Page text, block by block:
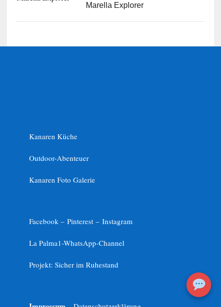
Marella Explorer
Kanaren Küche
Outdoor-Abenteuer
Kanaren Foto Galerie
Facebook – Pinterest – Instagram
La Palma1-WhatsApp-Channel
Projekt: Sicher im Ruhestand